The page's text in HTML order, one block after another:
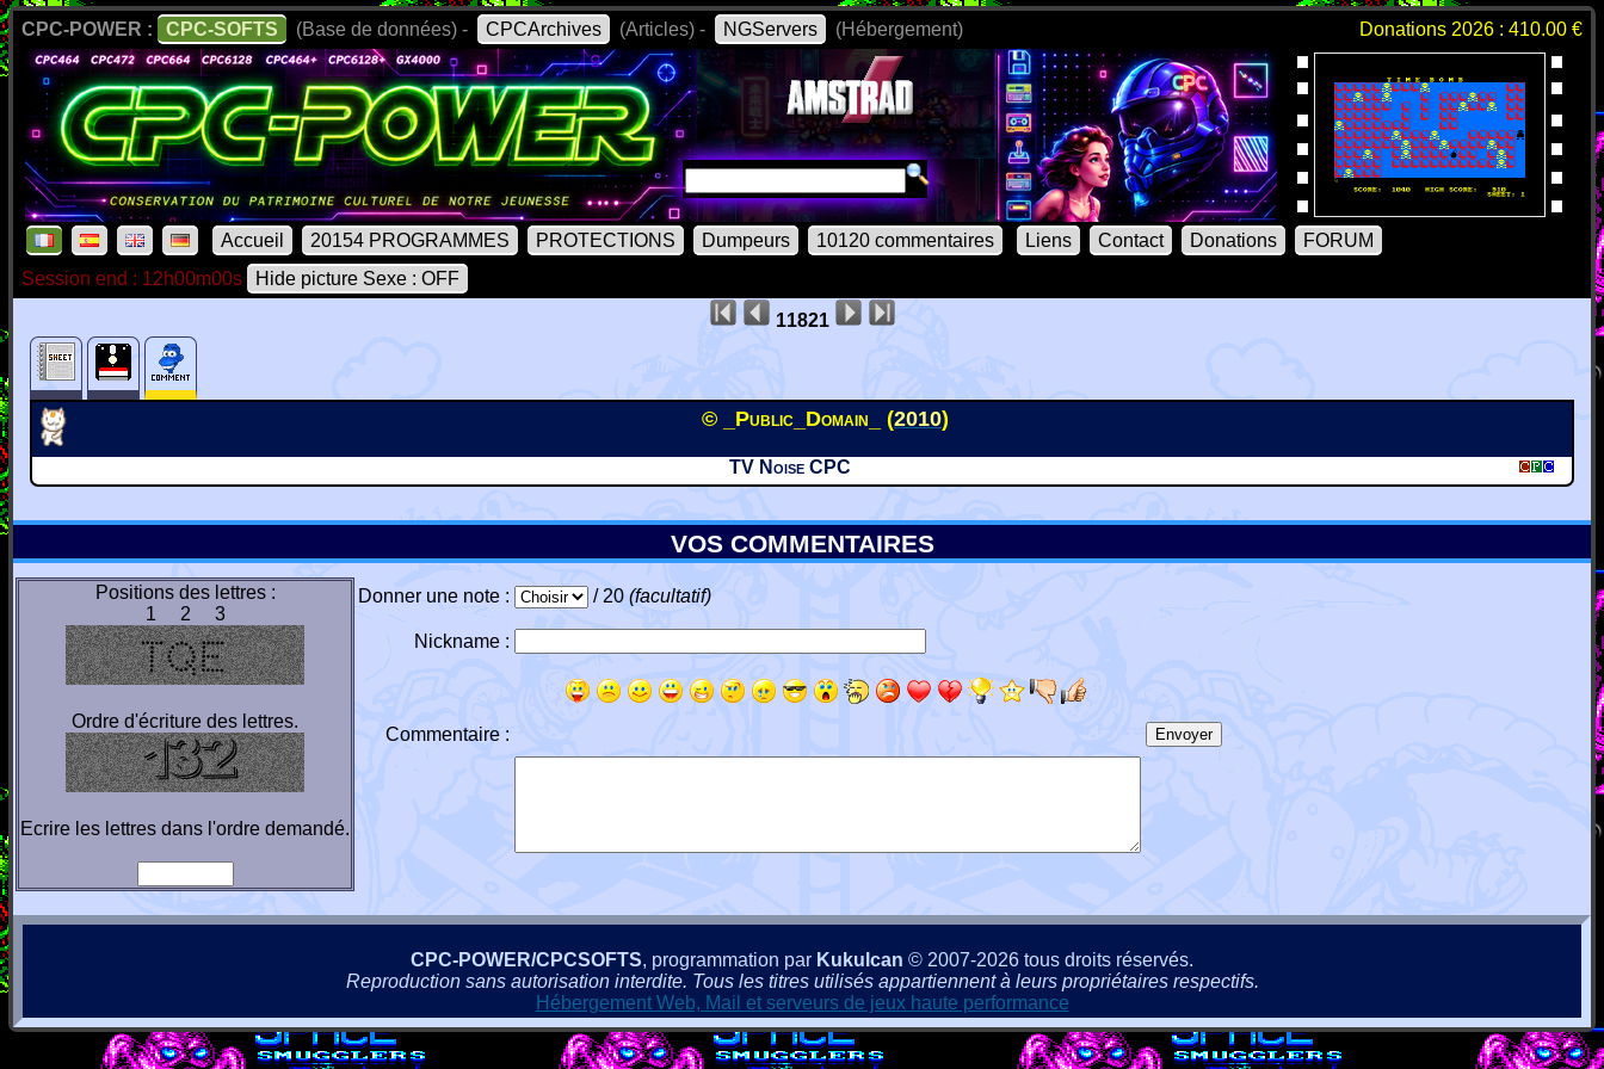
CPC-POWER : CPC-SOFTS (Base de données) - CPCArchives (Articles) - NGServers (Hébergement) Donations 2026 : 410.00 €
Accueil 20154 PROGRAMMES PROTECTIONS Dumpeurs 10120 commentaires Liens Contact Donations
FORUM
Session end : 12h00m00s
Hide picture Sexe : OFF
11821
© _Public_Domain_ (2010)
TV Noise CPC
VOS COMMENTAIRES
Positions des lettres :
1 2 3
Ordre d'écriture des lettres.
Ecrire les lettres dans l'ordre demandé.
Donner une note : / 20 (facultatif)
Nickname :
Commentaire :
CPC-POWER/CPCSOFTS, programmation par Kukulcan © 2007-2026 tous droits réservés.
Reproduction sans autorisation interdite. Tous les titres utilisés appartiennent à leurs propriétaires respectifs.
Hébergement Web, Mail et serveurs de jeux haute performance